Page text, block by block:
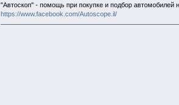
"Автоскоп" - помощь при покупке и подбор автомобилей
https://www.facebook.com/Autoscope.il/